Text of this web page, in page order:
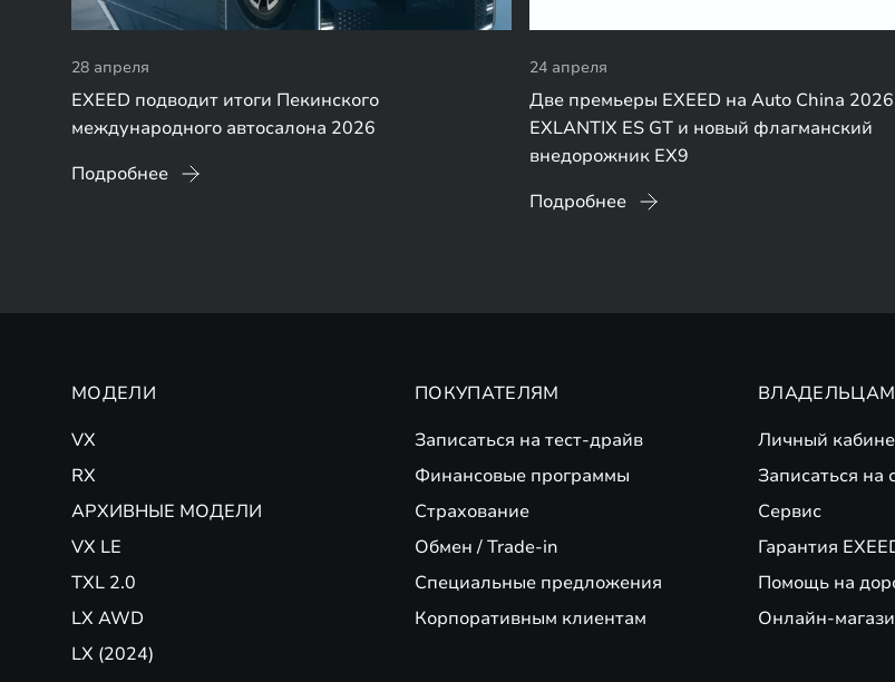
28 апреля
EXEED подводит итоги Пекинского
международного автосалона 2026
Подробнее
24 апреля
Две премьеры EXEED на Auto China
EXLANTIX ES GT и новый флагманский
внедорожник EX9
Подробнее
МОДЕЛИ
VX
RX
АРХИВНЫЕ МОДЕЛИ
VX LE
TXL 2.0
LX AWD
LX (2024)
ПОКУПАТЕЛЯМ
Записаться на тест-драйв
Финансовые программы
Страхование
Обмен / Trade-in
Специальные предложения
Корпоративным клиентам
ВЛАДЕЛЬЦАМ
Личный
Записаться на
Сервис
Гарантия
Помощь на
Онлайн-